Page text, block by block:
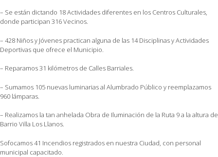
– Se están dictando 18 Actividades diferentes en los Centros Culturales,
donde participan 316 Vecinos.
– 428 Niños y Jóvenes practican alguna de las 14 Disciplinas y Actividades
Deportivas que ofrece el Municipio.
– Reparamos 31 kilómetros de Calles Barriales.
– Sumamos 105 nuevas luminarias al Alumbrado Público y reemplazamos
960 lámparas.
– Realizamos la tan anhelada Obra de Iluminación de la Ruta 9 a la altura de
Barrio Villa Los Llanos.
Sofocamos 41 Incendios registrados en nuestra Ciudad, con personal
municipal capacitado.